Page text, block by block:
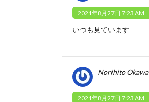
2021年8月27日 7:23 AM
いつも見ています
Norihito Okawa
2021年8月27日 7:23 AM